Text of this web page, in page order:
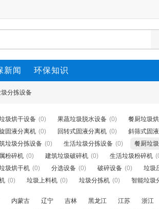
新闻 环保知识
分拣设备
圾烘干设备 (0) 果蔬垃圾脱水设备 (0) 餐厨垃圾
固液分离机 (0) 回转式固液分离机 (0) 斜筛式固
垃圾分拣设备 (0) 生活垃圾分拣设备 (0) 餐厨垃
粉碎机 (0) 建筑垃圾破碎机 (0) 生活垃圾粉碎机
圾烘干机 (0) 分选设备 (0) 破碎设备 (0) 垃圾
(0) 垃圾上料机 (0) 垃圾分拣机 (0) 智能垃圾
内蒙古 辽宁 吉林 黑龙江 江苏 浙江